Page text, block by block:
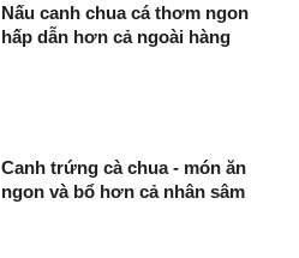
Nấu canh chua cá thơm ngon
hấp dẫn hơn cả ngoài hàng
Canh trứng cà chua - món ăn
ngon và bổ hơn cả nhân sâm